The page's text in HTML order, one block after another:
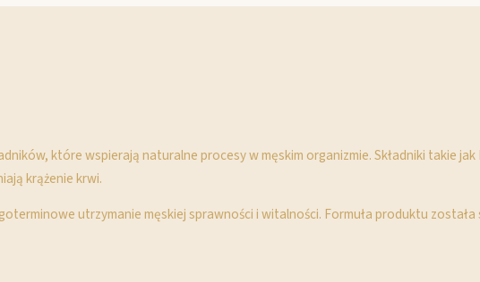
które wspierają naturalne procesy w męskim organizmie. Składniki takie
krążenie krwi.
utrzymanie męskiej sprawności i witalności. Formuła produktu